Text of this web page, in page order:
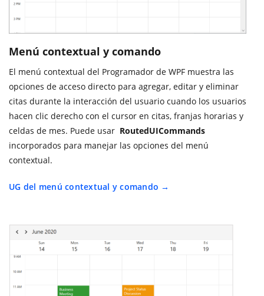
Menú contextual y comando
El menú contextual del Programador de WPF muestra las
opciones de acceso directo para agregar, editar y eliminar
citas durante la interacción del usuario cuando los usuarios
hacen clic derecho con el cursor en citas, franjas horarias y
celdas de mes. Puede usar RoutedUICommands
incorporados para manejar las opciones del menú
contextual.
UG del menú contextual y comando